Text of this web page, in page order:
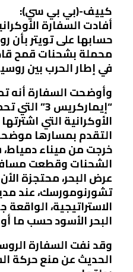
كييف-(بي بي سي):
أفادت السفارة
حسابها على تويتر بأن
محملة بشحنات قمح
في إطار الحرب بين
وأوضحت السفارة أنه
“إيماركريس
الأوكرانية التي
التقدم بمسارها
خرجت من ميناء
عرض البحر، محتجزة
تشورنومورسك، عند
الاستراتيجية،
البحر الأسود حسب ما
وقد نفت السفارة
الحديث عن منع حركة